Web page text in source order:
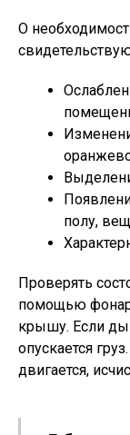
О
полу,
Проверять
помощью
крышу. Если
опускается
двигается,